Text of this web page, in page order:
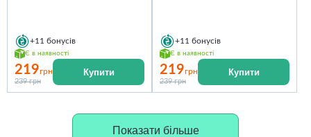
+11 бонусів
Є в наявності
219грн
239 грн
Купити
+11 бонусів
Є в наявності
219грн
239 грн
Купити
Показати більше